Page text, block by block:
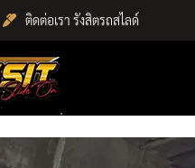
ติดต่อเรา รังสิตรถสไลด์